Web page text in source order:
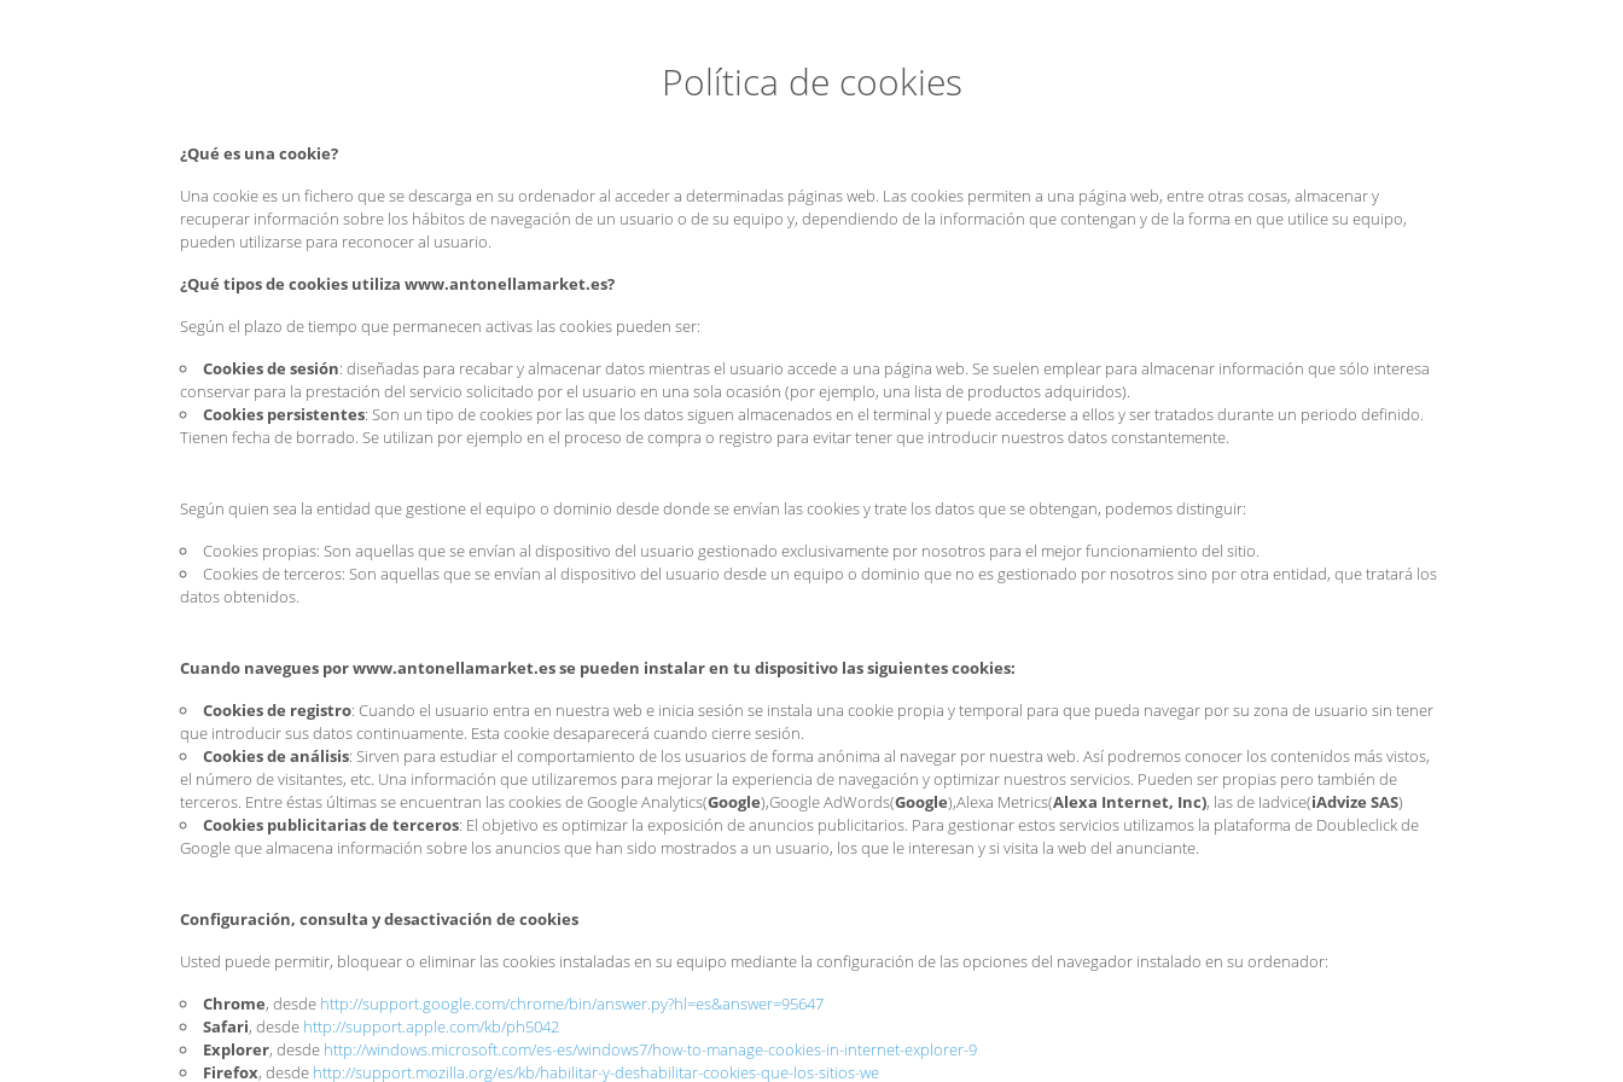
Política de cookies
¿Qué es una cookie?
Una cookie es un fichero que se descarga en su ordenador al acceder a determinadas páginas web. Las cookies permiten a una página web, entre otras cosas, almacenar y
recuperar información sobre los hábitos de navegación de un usuario o de su equipo y, dependiendo de la información que contengan y de la forma en que utilice su equipo,
pueden utilizarse para reconocer al usuario.
¿Qué tipos de cookies utiliza www.antonellamarket.es?
Según el plazo de tiempo que permanecen activas las cookies pueden ser:
Cookies de sesión: diseñadas para recabar y almacenar datos mientras el usuario accede a una página web. Se suelen emplear para almacenar información que sólo interesa
conservar para la prestación del servicio solicitado por el usuario en una sola ocasión (por ejemplo, una lista de productos adquiridos).
Cookies persistentes: Son un tipo de cookies por las que los datos siguen almacenados en el terminal y puede accederse a ellos y ser tratados durante un periodo definido.
Tienen fecha de borrado. Se utilizan por ejemplo en el proceso de compra o registro para evitar tener que introducir nuestros datos constantemente.
Según quien sea la entidad que gestione el equipo o dominio desde donde se envían las cookies y trate los datos que se obtengan, podemos distinguir:
Cookies propias: Son aquellas que se envían al dispositivo del usuario gestionado exclusivamente por nosotros para el mejor funcionamiento del sitio.
Cookies de terceros: Son aquellas que se envían al dispositivo del usuario desde un equipo o dominio que no es gestionado por nosotros sino por otra entidad, que tratará los
datos obtenidos.
Cuando navegues por www.antonellamarket.es se pueden instalar en tu dispositivo las siguientes cookies:
Cookies de registro: Cuando el usuario entra en nuestra web e inicia sesión se instala una cookie propia y temporal para que pueda navegar por su zona de usuario sin tener
que introducir sus datos continuamente. Esta cookie desaparecerá cuando cierre sesión.
Cookies de análisis: Sirven para estudiar el comportamiento de los usuarios de forma anónima al navegar por nuestra web. Así podremos conocer los contenidos más vistos,
el número de visitantes, etc. Una información que utilizaremos para mejorar la experiencia de navegación y optimizar nuestros servicios. Pueden ser propias pero también de
terceros. Entre éstas últimas se encuentran las cookies de Google Analytics(Google),Google AdWords(Google),Alexa Metrics(Alexa Internet, Inc), las de Iadvice(iAdvize SAS)
Cookies publicitarias de terceros: El objetivo es optimizar la exposición de anuncios publicitarios. Para gestionar estos servicios utilizamos la plataforma de Doubleclick de
Google que almacena información sobre los anuncios que han sido mostrados a un usuario, los que le interesan y si visita la web del anunciante.
Configuración, consulta y desactivación de cookies
Usted puede permitir, bloquear o eliminar las cookies instaladas en su equipo mediante la configuración de las opciones del navegador instalado en su ordenador:
Chrome, desde http://support.google.com/chrome/bin/answer.py?hl=es&answer=95647
Safari, desde http://support.apple.com/kb/ph5042
Explorer, desde http://windows.microsoft.com/es-es/windows7/how-to-manage-cookies-in-internet-explorer-9
Firefox, desde http://support.mozilla.org/es/kb/habilitar-y-deshabilitar-cookies-que-los-sitios-we